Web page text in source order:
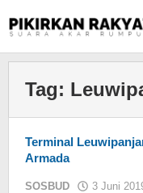
ke
Tag:
Terminal
Armada
SOSBUD 3 Juni